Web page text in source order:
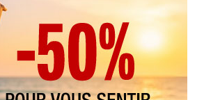
ARCHIVES